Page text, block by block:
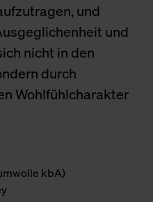
und
und
nicht in den
durch
Wohlfühlcharakter
kbA)